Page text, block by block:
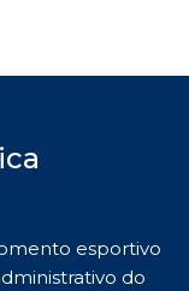
esportivo
do